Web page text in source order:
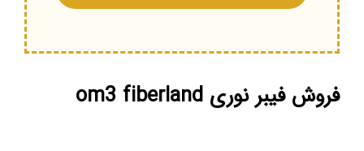
فروش فیبر نوری om3 fiberland